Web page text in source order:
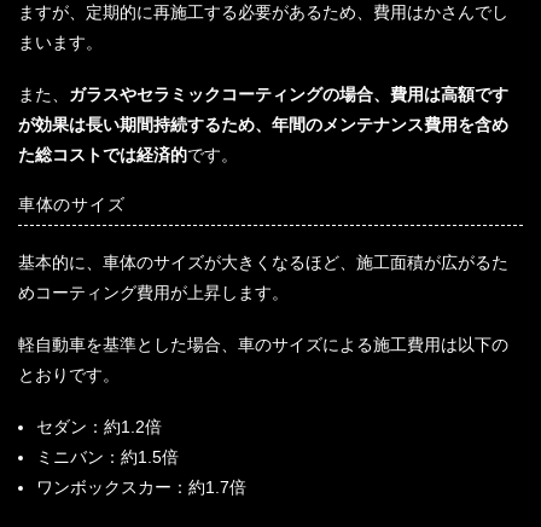
ますが、定期的に再施工する必要があるため、費用はかさんでし
まいます。
また、 ガラスやセラミックコーティングの場合、費用は高額です
が効果は長い期間持続するため、年間のメンテナンス費用を含め
た総コストでは経済的です。
車体のサイズ
基本的に、車体のサイズが大きくなるほど、施工面積が広がるた
めコーティング費用が上昇します。
軽自動車を基準とした場合、車のサイズによる施工費用は以下の
とおりです。
セダン：約1.2倍
ミニバン：約1.5倍
ワンボックスカー：約1.7倍